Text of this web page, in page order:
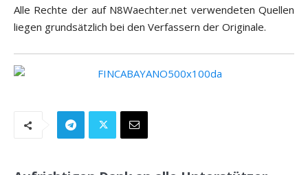
Alle Rechte der auf N8Waechter.net verwendeten Quellen
liegen grundsätzlich bei den Verfassern der Originale.